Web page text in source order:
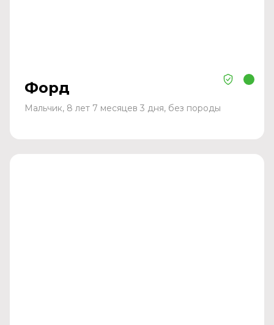
Форд
Мальчик, 8 лет 7 месяцев 3 дня, без породы